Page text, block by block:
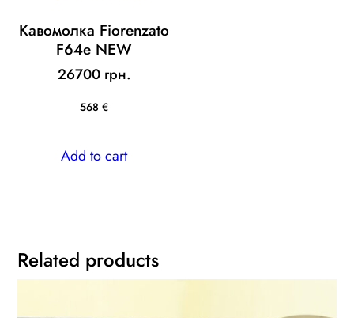
Кавомолка Fiorenzato
F64e NEW
26700 грн.
568 €
Add to cart
Related products